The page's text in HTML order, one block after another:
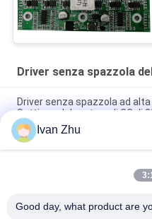
Driver senza spazzola
Driver senza spazzola ad
Settings del motore di CC di
Dissipatore di calore nessun
del driver del motore di CC di
150W driver senza spazzola
Ivan Zhu
Good day, what product are